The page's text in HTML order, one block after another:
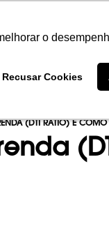
o
Recusar Cookies
o
Recusar Cookies
SOBRE
(DTI RATIO) E COMO